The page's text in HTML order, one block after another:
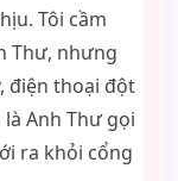
Tôi cầm
Thư, nhưng
điện thoại đột
Anh Thư gọi
ra khỏi cổng